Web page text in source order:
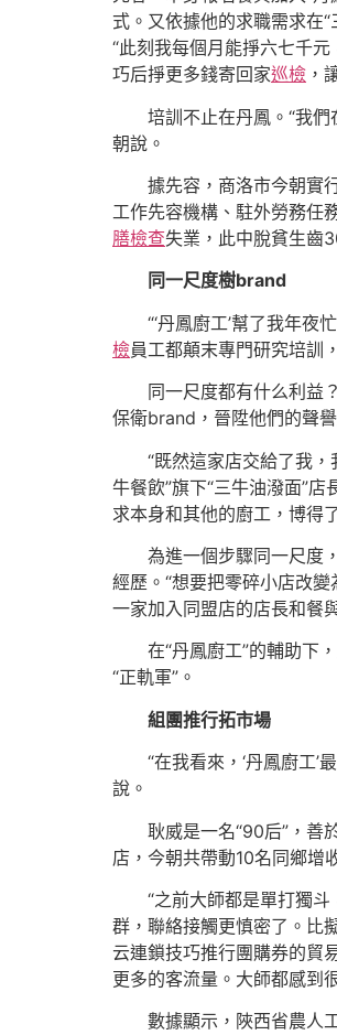
式。又依據他的求職需求在
“此刻我每個月能掙六七千元
巧后掙更多錢寄回家巡檢 ，
培訓不止在丹鳳。“我
朝說。
據先容，商洛市今朝實
工作先容機構、駐外勞務任
膳檢查失業，此中脫貧生齒
同一尺度樹brand
“‘丹鳳廚工’幫了我年
檢員工都顛末專門研究培訓
同一尺度都有什么利益
保衛brand，晉陞他們的聲
“既然這家店交給了我
牛餐飲”旗下“三牛油潑面”店
求本身和其他的廚工，博得
為進一個步驟同一尺度
經歷。“想要把零碎小店改
一家加入同盟店的店長和餐
在“丹鳳廚工”的輔助下
“正軌軍”。
組團推行拓市場
“在我看來，‘丹鳳廚工
說。
耿威是一名“90后”，善
店，今朝共帶動10名同鄉增
“之前大師都是單打獨
群，聯絡接觸更慎密了。比
云連鎖技巧推行團購券的貿
更多的客流量。大師都感到
數據顯示，陜西省農人